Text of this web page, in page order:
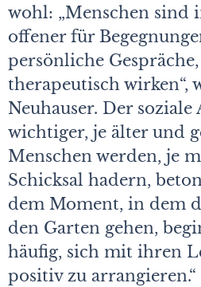
wohl: „Menschen sind
offener für
persönliche
therapeutisch wirken“,
Neuhauser. Der soziale
wichtiger, je älter und
Menschen werden, je
Schicksal hadern,
dem Moment, in dem
den Garten gehen,
häufig, sich mit ihren
positiv zu arrangieren.“